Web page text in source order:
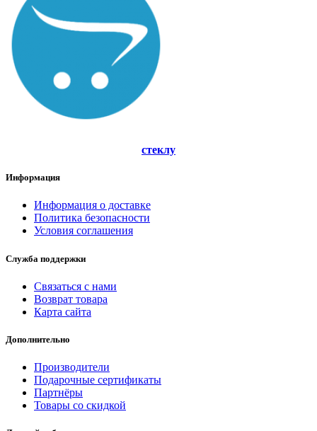
стеклу
Информация
Информация о доставке
Политика безопасности
Условия соглашения
Служба поддержки
Связаться с нами
Возврат товара
Карта сайта
Дополнительно
Производители
Подарочные сертификаты
Партнёры
Товары со скидкой